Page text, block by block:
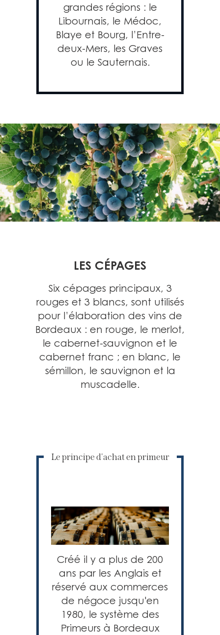
grandes régions : le
Libournais, le Médoc,
Blaye et Bourg, l’Entre-
deux-Mers, les Graves
ou le Sauternais.
LES CÉPAGES
Six cépages principaux, 3
rouges et 3 blancs, sont utilisés
pour l’élaboration des vins de
Bordeaux : en rouge, le merlot,
le cabernet-sauvignon et le
cabernet franc ; en blanc, le
sémillon, le sauvignon et la
muscadelle.
Le principe d'achat en primeur
Créé il y a plus de 200
ans par les Anglais et
réservé aux commerces
de négoce jusqu'en
1980, le système des
Primeurs à Bordeaux